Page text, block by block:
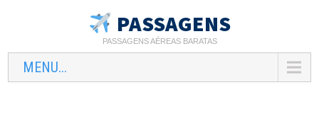
PASSAGENS
PASSAGENS AÉREAS BARATAS
MENU...